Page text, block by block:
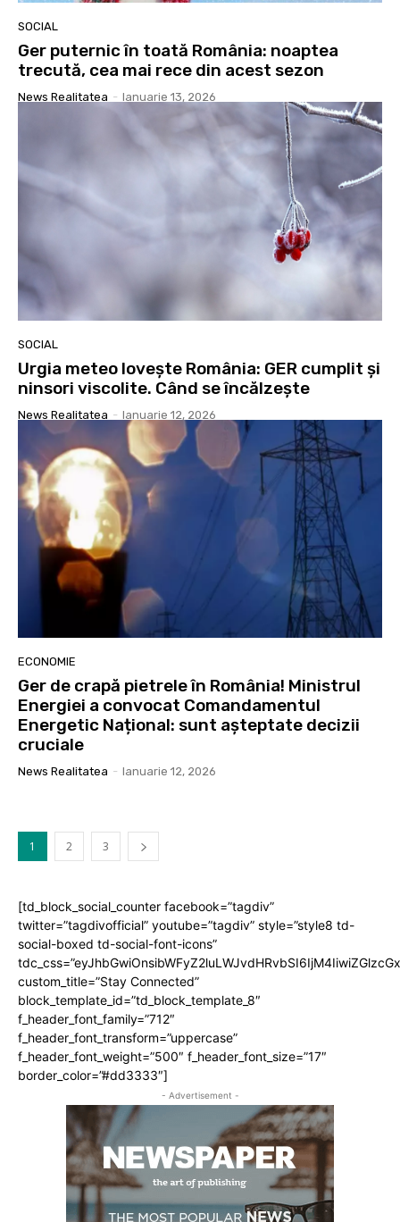
SOCIAL
Ger puternic în toată România: noaptea
trecută, cea mai rece din acest sezon
News Realitatea - Ianuarie 13, 2026
SOCIAL
Urgia meteo lovește România: GER cumplit și
ninsori viscolite. Când se încălzește
News Realitatea - Ianuarie 12, 2026
ECONOMIE
Ger de crapă pietrele în România! Ministrul
Energiei a convocat Comandamentul
Energetic Național: sunt așteptate decizii
cruciale
News Realitatea - Ianuarie 12, 2026
1 2 3
[td_block_social_counter facebook=”tagdiv”
twitter=”tagdivofficial” youtube=”tagdiv” style=”style8 td-
social-boxed td-social-font-icons”
custom_title=”Stay Connected”
block_template_id=”td_block_template_8″
f_header_font_family=”712″
f_header_font_transform=”uppercase”
f_header_font_weight=”500″ f_header_font_size=”17″
border_color=”#dd3333″]
- Advertisement -